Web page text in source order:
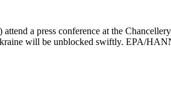
a press conference at the
will be unblocked swiftly. EPA/